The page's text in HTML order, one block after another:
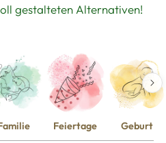
gestalteten Alternativen!
Feiertage Geburt